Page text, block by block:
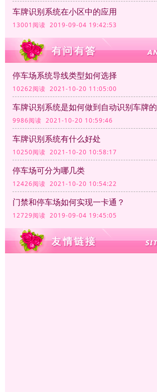
车牌识别系统在小区中的应用
13001阅读 2019-09-04 19:42:53
停车场系统导线类型如何选择
10262阅读 2021-10-20 11:05:00
车牌识别系统是如何做到自动识别车牌的
9986阅读 2021-10-20 10:59:46
车牌识别系统有什么好处
10250阅读 2021-10-20 10:58:17
停车场可分为哪几类
12426阅读 2021-10-20 10:54:22
门禁和停车场如何实现一卡通？
12729阅读 2019-09-04 19:45:05